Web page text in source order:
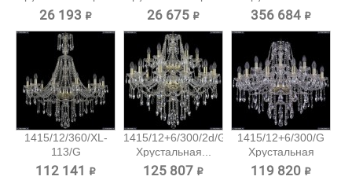
26 193 ₽ 26 675 ₽ 356 684 ₽
1415/12/360/XL-
113/G
Хрустальная...
112 141 ₽
1415/12+6/300/2d/G
Хрустальная...
125 807 ₽
1415/12+6/300/G
Хрустальная
подвесная...
119 820 ₽